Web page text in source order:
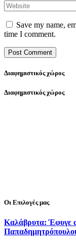
Save my name,
time I comment.
Διαφημιστικός χώρος
Διαφημιστικός χώρος
Οι Επιλογές μας
Καλάβρυτα: Έφυγε